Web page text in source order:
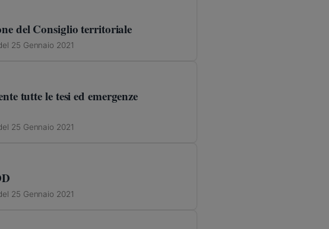
del Consiglio territoriale
25 Gennaio 2021
tutte le tesi ed emergenze
25 Gennaio 2021
25 Gennaio 2021